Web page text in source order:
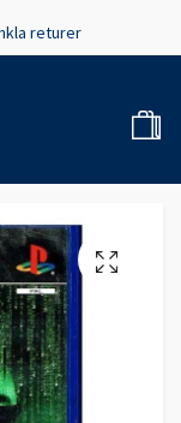
returer